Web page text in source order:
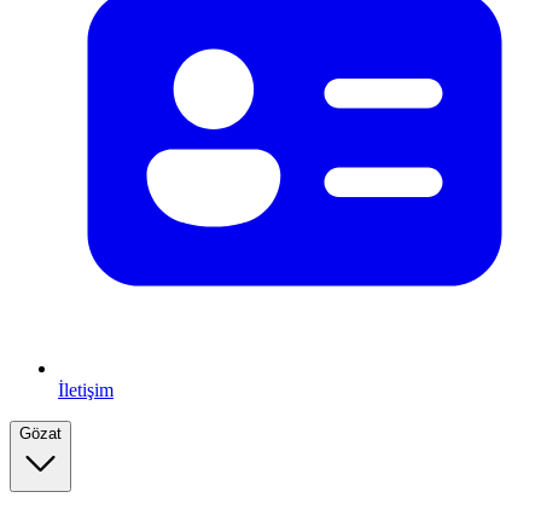
İletişim
Gözat